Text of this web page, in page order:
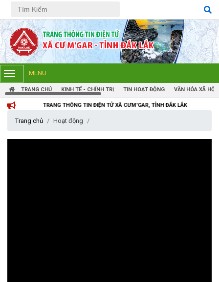
Tiếng Việt Tiếng Anh
MENU
TRANG CHỦ KINH TẾ - CHÍNH TRỊ TIN HOẠT ĐỘNG VĂN HÓA XÃ HỘI
TRANG THÔNG TIN ĐIỆN TỬ XÃ CƯM'GAR, TỈNH ĐẮK LẮK
Trang chủ Hoạt động